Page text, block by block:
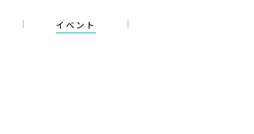
イベント